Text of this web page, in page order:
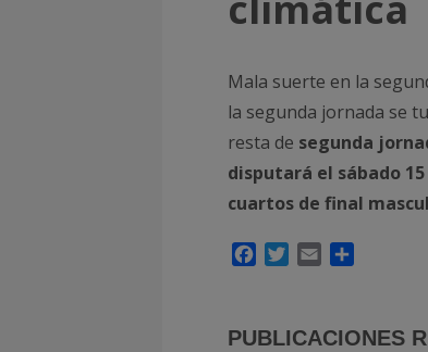
Mala suerte en la
la segunda jornada se
resta de segunda
disputará el sábado
cuartos de final
FacebookTwitter
Email
PUBLICACIONES